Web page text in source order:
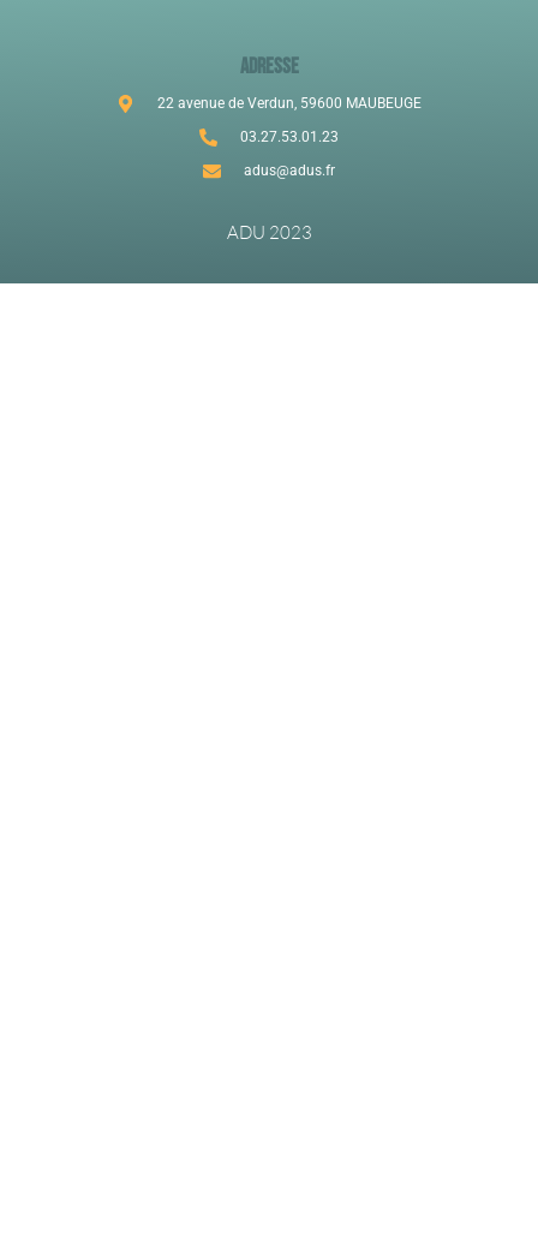
ADRESSE
22 avenue de Verdun, 59600 MAUBEUGE
03.27.53.01.23
adus@adus.fr
ADU 2023